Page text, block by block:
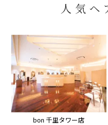
人気ヘ
bon 千里タワー店